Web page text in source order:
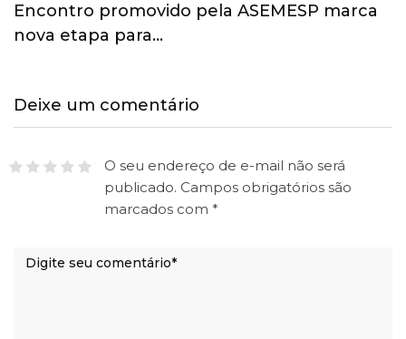
Esporte ganha espaço na agenda
econômica e mobiliza…
Deixe um comentário
O seu endereço de e-mail não será
publicado. Campos obrigatórios são
marcados com *